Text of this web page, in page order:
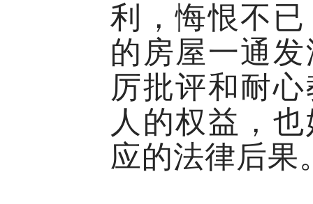
利，悔恨不
的房屋一通
厉批评和耐
人的权益，
应的法律后果